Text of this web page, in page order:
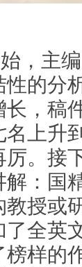
主编
性的分
长，稿
名上升
厉。接
解：国
教授或
了全英
榜样的